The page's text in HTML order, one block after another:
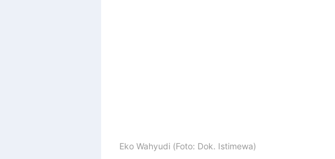
Eko Wahyudi (Foto: Dok. Istimewa)